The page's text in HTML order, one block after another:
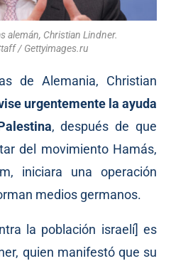
alemán, Christian Lindner.
/ Gettyimages.ru
de Alemania, Christian
urgentemente la ayuda
, después de que
del movimiento Hamás,
iniciara una operación
medios germanos.
la población israelí] es
quien manifestó que su